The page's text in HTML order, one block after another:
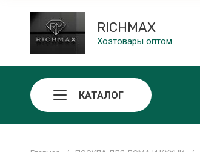
RICHMAX
Хозтовары оптом
КАТАЛОГ